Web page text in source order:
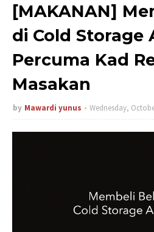
[MAKANAN]
di Cold Storage
Percuma Kad
Masakan
by Mawardi yunus Wednesday,